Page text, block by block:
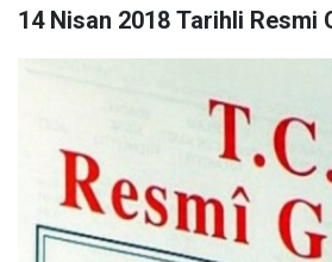
14 Nisan 2018 Tarihli Resmi